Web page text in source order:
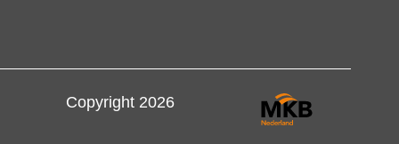
Copyright 2026